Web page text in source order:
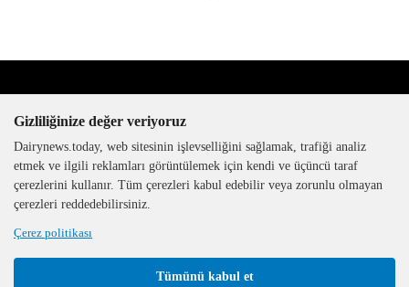
The DairyNews, tüm hakları
saklıdır, 2000-2026
Gizliliğinize değer veriyoruz
Dairynews.today, web sitesinin işlevselliğini sağlamak, trafiği analiz
etmek ve ilgili reklamları görüntülemek için kendi ve üçüncü taraf
çerezlerini kullanır. Tüm çerezleri kabul edebilir veya zorunlu olmayan
çerezleri reddedebilirsiniz.
Çerez politikası
Tümünü kabul et